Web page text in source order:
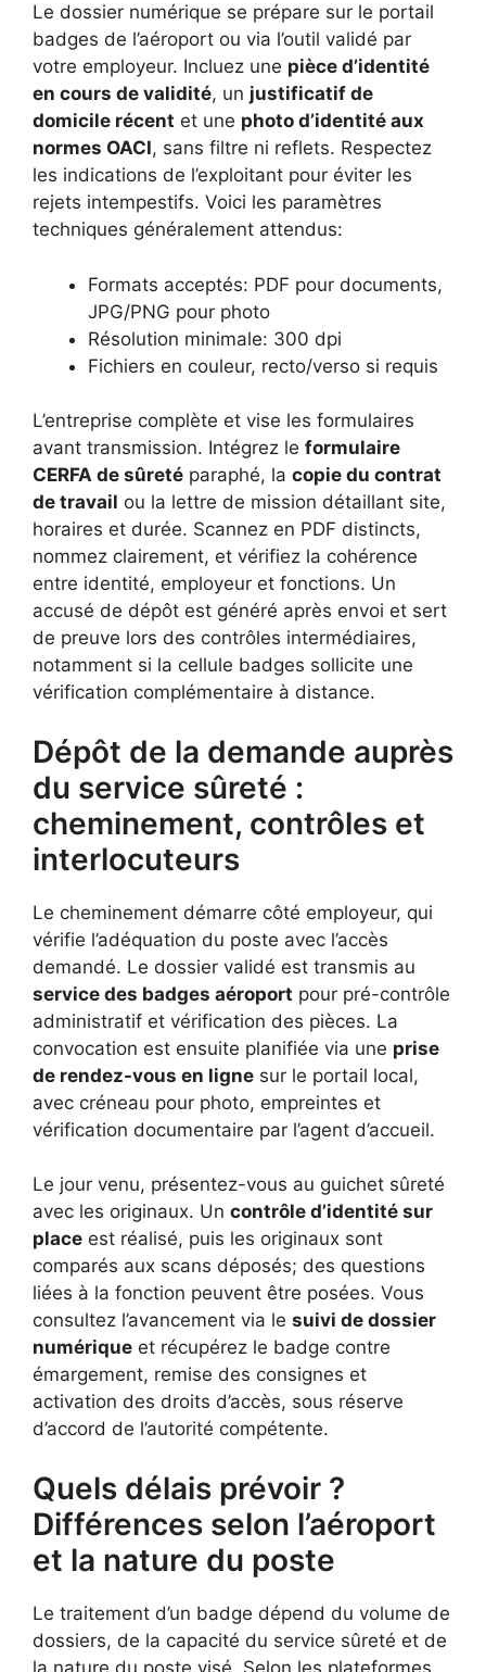
Le dossier numérique se prépare sur le portail
badges de l’aéroport ou via l’outil validé par
votre employeur. Incluez une pièce d’identité
en cours de validité, un justificatif de
domicile récent et une photo d’identité aux
normes OACI, sans filtre ni reflets. Respectez
les indications de l’exploitant pour éviter les
rejets intempestifs. Voici les paramètres
techniques généralement attendus:
Formats acceptés: PDF pour documents,
JPG/PNG pour photo
Résolution minimale: 300 dpi
Fichiers en couleur, recto/verso si requis
L’entreprise complète et vise les formulaires
avant transmission. Intégrez le formulaire
CERFA de sûreté paraphé, la copie du contrat
de travail ou la lettre de mission détaillant site,
horaires et durée. Scannez en PDF distincts,
nommez clairement, et vérifiez la cohérence
entre identité, employeur et fonctions. Un
accusé de dépôt est généré après envoi et sert
de preuve lors des contrôles intermédiaires,
notamment si la cellule badges sollicite une
vérification complémentaire à distance.
Dépôt de la demande auprès
du service sûreté :
cheminement, contrôles et
interlocuteurs
Le cheminement démarre côté employeur, qui
vérifie l’adéquation du poste avec l’accès
demandé. Le dossier validé est transmis au
service des badges aéroport pour pré-contrôle
administratif et vérification des pièces. La
convocation est ensuite planifiée via une prise
de rendez-vous en ligne sur le portail local,
avec créneau pour photo, empreintes et
vérification documentaire par l’agent d’accueil.
Le jour venu, présentez-vous au guichet sûreté
avec les originaux. Un contrôle d’identité sur
place est réalisé, puis les originaux sont
comparés aux scans déposés; des questions
liées à la fonction peuvent être posées. Vous
consultez l’avancement via le suivi de dossier
numérique et récupérez le badge contre
émargement, remise des consignes et
activation des droits d’accès, sous réserve
d’accord de l’autorité compétente.
Quels délais prévoir ?
Différences selon l’aéroport
et la nature du poste
Le traitement d’un badge dépend du volume de
dossiers, de la capacité du service sûreté et de
la nature du poste visé. Selon les plateformes,